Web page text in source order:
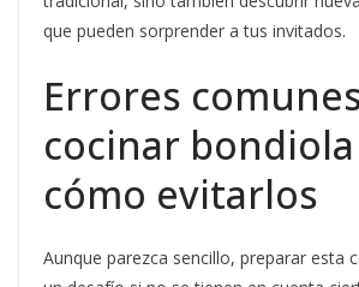
que pueden sorprender a tus invitados.
Errores
cocinar
cómo evitarlos
Aunque parezca sencillo, preparar esta